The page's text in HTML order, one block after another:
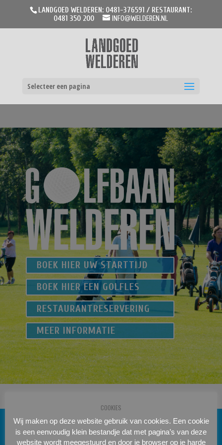
LANDGOED WELDEREN: 0481-376591 / RESTAURANT:
0481 350 200
INFO@WELDEREN.NL
Selecteer een pagina
BOEK HIER UW STARTTIJD
BOEK HIER EEN GOLFLES
RESTAURANTRESERVERING
MEER INFORMATIE
COOKIES
Wij maken op deze website gebruik van cookies. Een cookie
is een eenvoudig klein bestandje dat met pagina’s van deze
website wordt meegestuurd en door je browser op je harde